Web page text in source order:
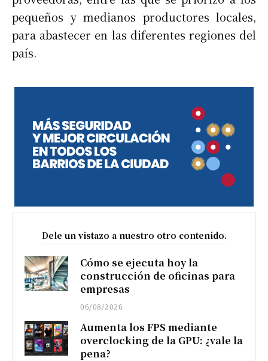
pequeños y medianos productores locales,
para abastecer en las diferentes regiones del
país.
Dele un vistazo a nuestro otro contenido.
Cómo se ejecuta hoy la
construcción de oficinas para
empresas
06/08/2026
Aumenta los FPS mediante
overclocking de la GPU: ¿vale la
pena?